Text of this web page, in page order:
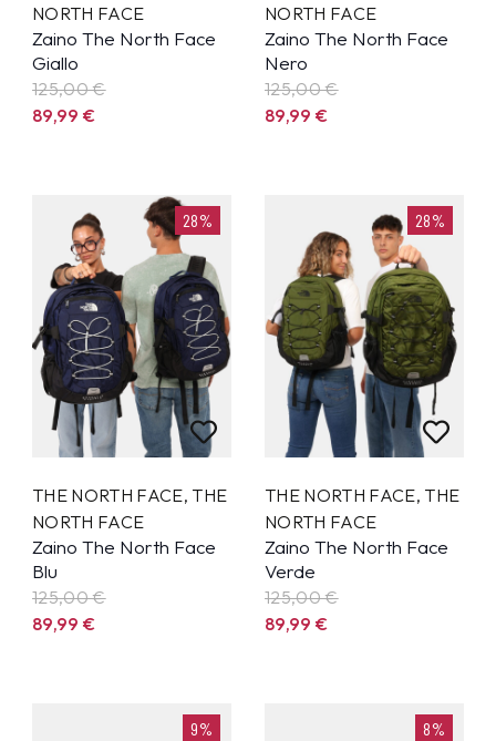
NORTH FACE
Zaino The North Face
Giallo
125,00 €
89,99€
NORTH FACE
Zaino The North Face
Nero
125,00 €
89,99€
28%
THE NORTH FACE, THE
NORTH FACE
Zaino The North Face
Blu
125,00 €
89,99€
28%
THE NORTH FACE, THE
NORTH FACE
Zaino The North Face
Verde
125,00 €
89,99€
9% 8%